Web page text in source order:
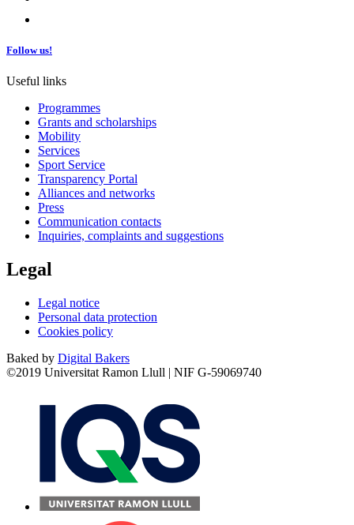
Follow us!
Useful links
Programmes
Grants and scholarships
Mobility
Services
Sport Service
Transparency Portal
Alliances and networks
Press
Communication contacts
Inquiries, complaints and suggestions
Legal
Legal notice
Personal data protection
Cookies policy
Baked by Digital Bakers
©2019 Universitat Ramon Llull | NIF G-59069740